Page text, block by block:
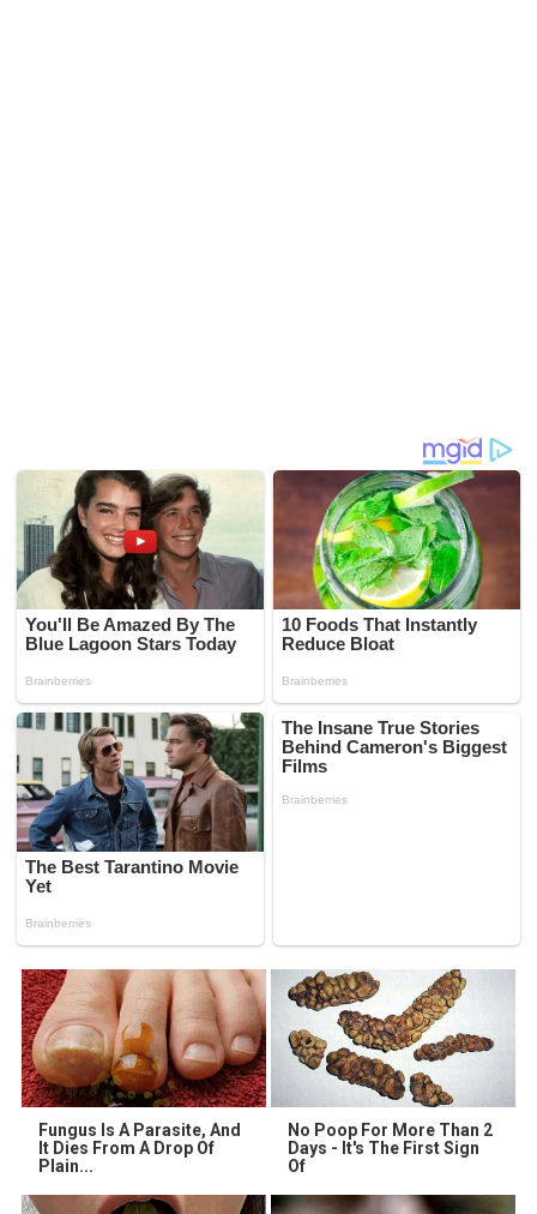
Fungus Is A Parasite, And
It Dies From A Drop Of
Plain...
No Poop For More Than 2
Days - It's The First Sign
Of